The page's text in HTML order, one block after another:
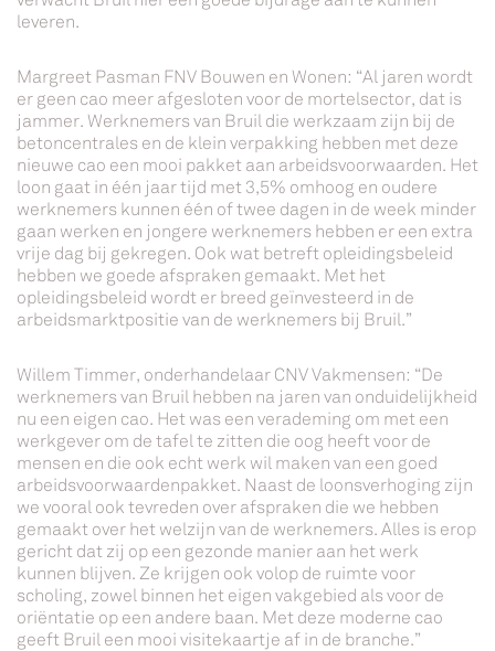
leveren.
Margreet Pasman FNV Bouwen en Wonen: “Al jaren wordt
er geen cao meer afgesloten voor de mortelsector, dat is
jammer. Werknemers van Bruil die werkzaam zijn bij de
betoncentrales en de klein verpakking hebben met deze
nieuwe cao een mooi pakket aan arbeidsvoorwaarden. Het
loon gaat in één jaar tijd met 3,5% omhoog en oudere
werknemers kunnen één of twee dagen in de week minder
gaan werken en jongere werknemers hebben er een extra
vrije dag bij gekregen. Ook wat betreft opleidingsbeleid
hebben we goede afspraken gemaakt. Met het
opleidingsbeleid wordt er breed geïnvesteerd in de
arbeidsmarktpositie van de werknemers bij Bruil.”
Willem Timmer, onderhandelaar CNV Vakmensen: “De
werknemers van Bruil hebben na jaren van onduidelijkheid
nu een eigen cao. Het was een verademing om met een
werkgever om de tafel te zitten die oog heeft voor de
mensen en die ook echt werk wil maken van een goed
arbeidsvoorwaardenpakket. Naast de loonsverhoging zijn
we vooral ook tevreden over afspraken die we hebben
gemaakt over het welzijn van de werknemers. Alles is erop
gericht dat zij op een gezonde manier aan het werk
kunnen blijven. Ze krijgen ook volop de ruimte voor
scholing, zowel binnen het eigen vakgebied als voor de
oriëntatie op een andere baan. Met deze moderne cao
geeft Bruil een mooi visitekaartje af in de branche.”